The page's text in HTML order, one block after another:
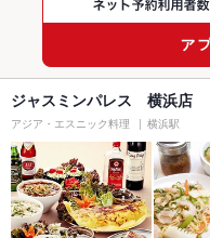
ジャスミンパレス 横浜店
アジア・エスニック料理 横浜駅